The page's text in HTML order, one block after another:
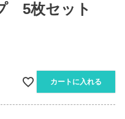
5枚セット
カートに入れる